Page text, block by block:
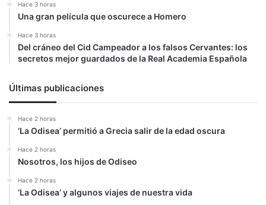
Hace 3 horas
Una gran película que oscurece a Homero
Hace 3 horas
Del cráneo del Cid Campeador a los falsos Cervantes: los
secretos mejor guardados de la Real Academia Española
Últimas publicaciones
Hace 2 horas
‘La Odisea’ permitió a Grecia salir de la edad oscura
Hace 2 horas
Nosotros, los hijos de Odiseo
Hace 2 horas
‘La Odisea’ y algunos viajes de nuestra vida